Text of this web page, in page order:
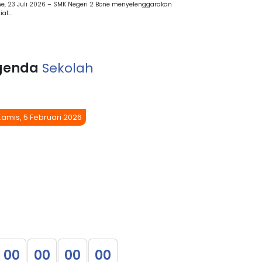
23 Juli 2026 – SMK Negeri 2 Bone menyelenggarakan
Sekolah
5 Februari 2026
00 00 00 00